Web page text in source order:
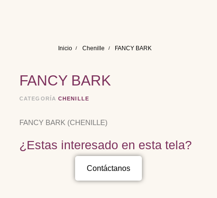
Inicio Chenille FANCY BARK
FANCY BARK
CATEGORÍA CHENILLE
FANCY BARK (CHENILLE)
¿Estas interesado en esta tela?
Contáctanos